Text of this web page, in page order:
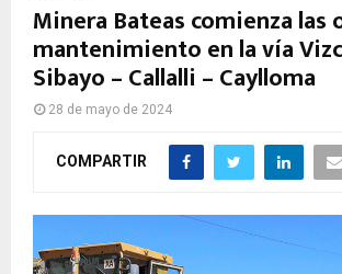
Minera Bateas comienza las
mantenimiento en la vía
Sibayo – Callalli – Caylloma
28 de mayo de 2024
COMPARTIR